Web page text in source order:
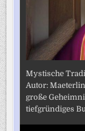
Mystische
Autor:
große
tiefgründiges